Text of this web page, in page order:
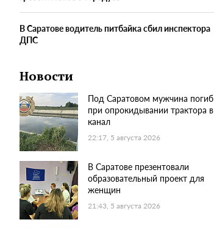
В Саратове водитель питбайка сбил инспектора
ДПС
Новости
Под Саратовом мужчина погиб
при опрокидывании трактора в
канал
22:17, 5 августа 2026
В Саратове презентовали
образовательный проект для
женщин
21:43, 5 августа 2026